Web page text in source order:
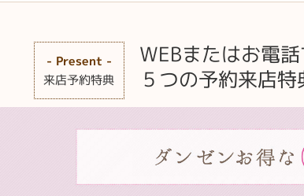
- Present -
来店予約特典
WEBまたはお電
５つの予約来店特